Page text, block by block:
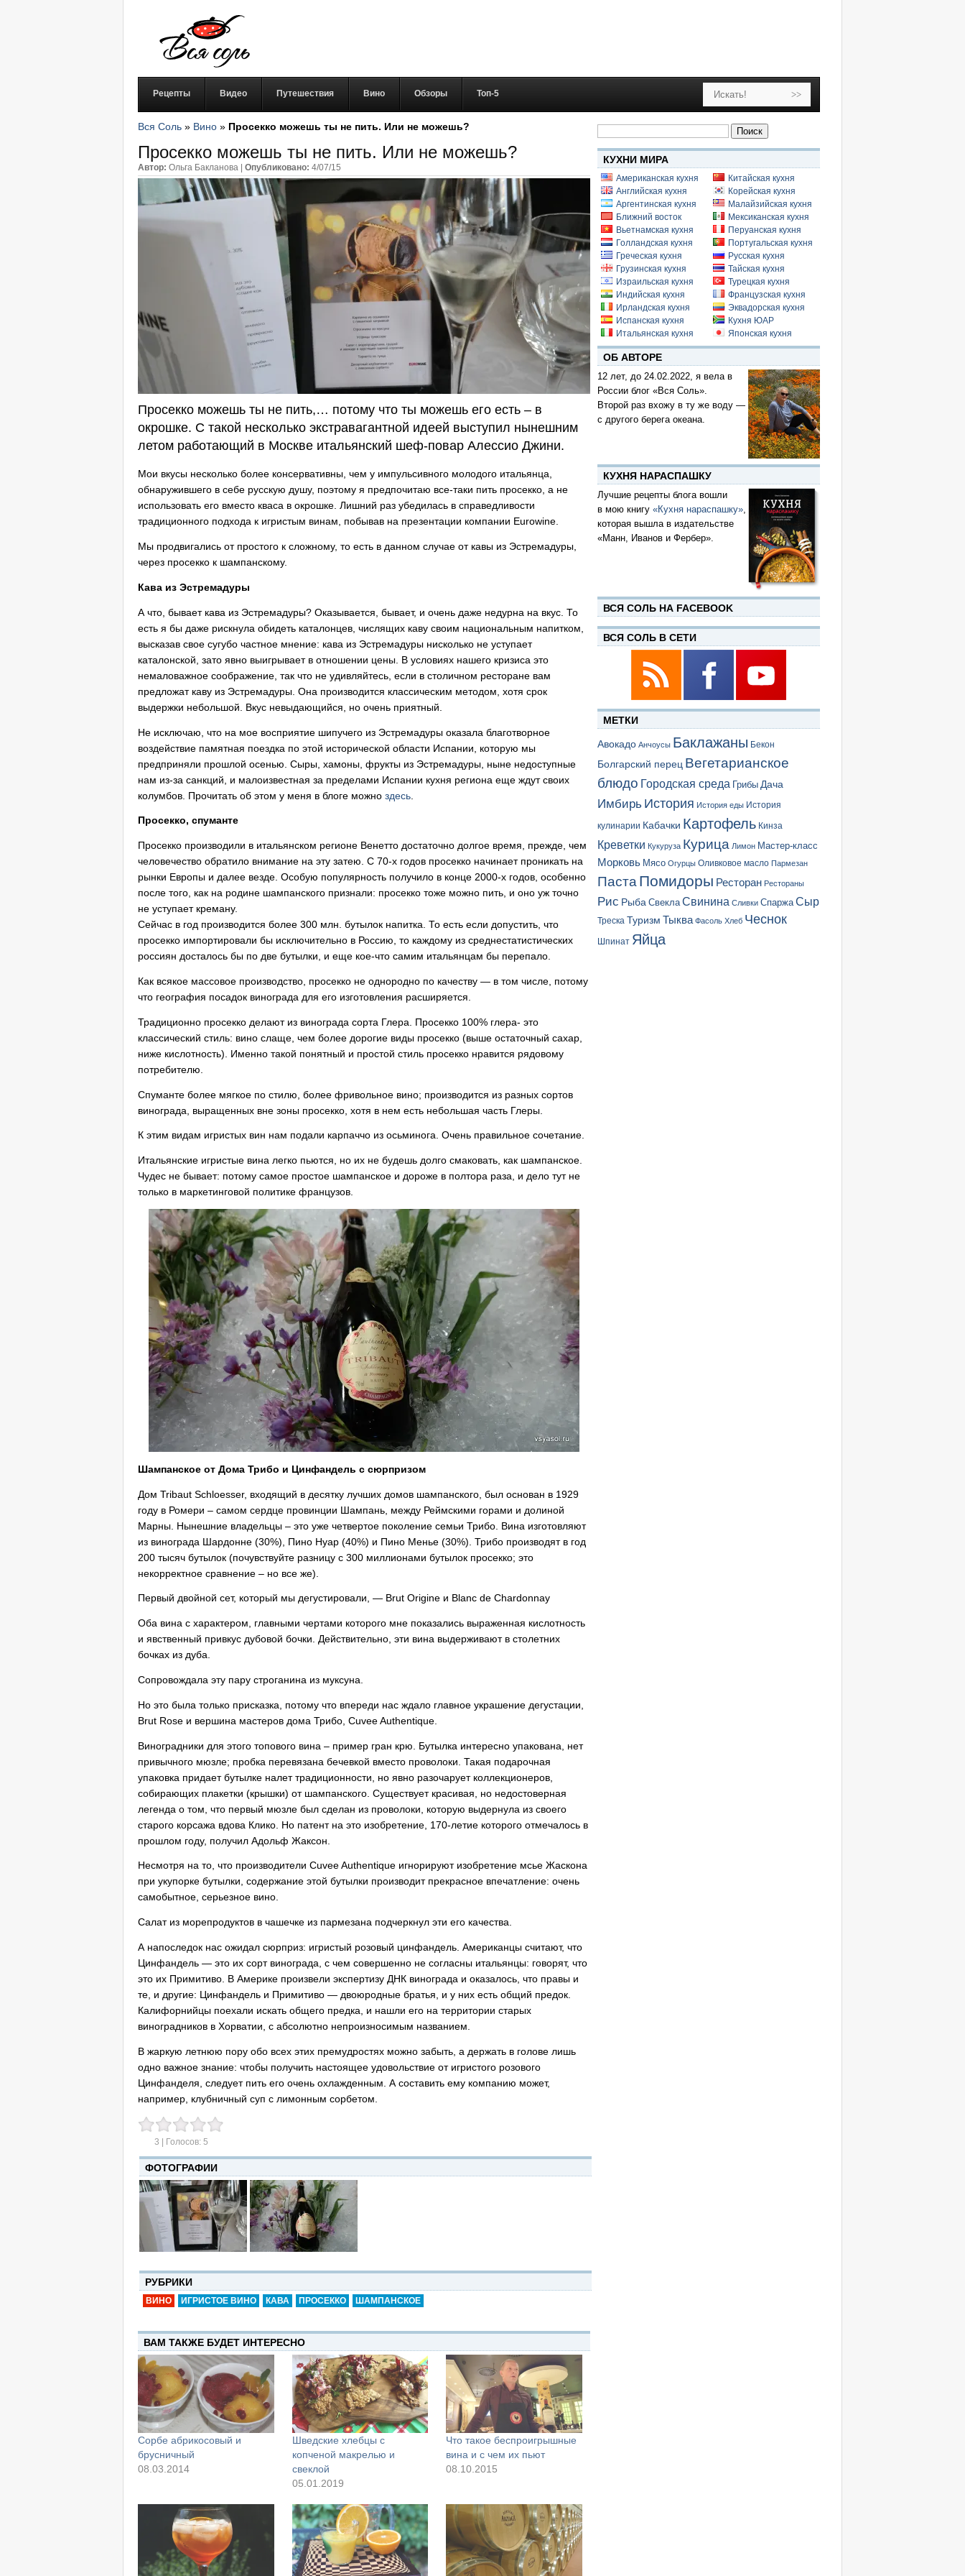
Рецепты Видео Путешествия Вино Обзоры Топ-5
Вся Соль » Вино » Просекко можешь ты не пить. Или не можешь?
Просекко можешь ты не пить. Или не можешь?
Автор: Ольга Бакланова | Опубликовано: 4/07/15
Просекко можешь ты не пить,… потому что ты можешь его есть – в
окрошке. С такой несколько экстравагантной идеей выступил нынешним
летом работающий в Москве итальянский шеф-повар Алессио Джини.
Мои вкусы несколько более консервативны, чем у импульсивного молодого итальянца,
обнаружившего в себе русскую душу, поэтому я предпочитаю все-таки пить просекко, а не
использовать его вместо кваса в окрошке. Лишний раз убедилась в справедливости
традиционного подхода к игристым винам, побывав на презентации компании Eurowine.
Мы продвигались от простого к сложному, то есть в данном случае от кавы из Эстремадуры,
через просекко к шампанскому.
Кава из Эстремадуры
А что, бывает кава из Эстремадуры? Оказывается, бывает, и очень даже недурна на вкус. То
есть я бы даже рискнула обидеть каталонцев, числящих каву своим национальным напитком,
высказав свое сугубо частное мнение: кава из Эстремадуры нисколько не уступает
каталонской, зато явно выигрывает в отношении цены. В условиях нашего кризиса это
немаловажное соображение, так что не удивляйтесь, если в столичном ресторане вам
предложат каву из Эстремадуры. Она производится классическим методом, хотя срок
выдержки небольшой. Вкус невыдающийся, но очень приятный.
Не исключаю, что на мое восприятие шипучего из Эстремадуры оказала благотворное
воздействие памятная поездка по этой исторической области Испании, которую мы
предприняли прошлой осенью. Сыры, хамоны, фрукты из Эстремадуры, ныне недоступные
нам из-за санкций, и малоизвестная за пределами Испании кухня региона еще ждут своих
колумбов. Прочитать об этом у меня в блоге можно здесь
Просекко, спуманте
Просекко производили в итальянском регионе Венетто достаточно долгое время, прежде, чем
человечество обратило внимание на эту затею. С 70-х годов просекко начинает проникать на
рынки Европы и далее везде. Особую популярность получило в конце 2000-х годов, особенно
после того, как на родине шампанского признали: просекко тоже можно пить, и оно уж точно
не уступает креману.
Сейчас в год производится более 300 млн. бутылок напитка. То есть если допустить, что
просекко импортировали бы исключительно в Россию, то каждому из среднестатистических
россиян досталось бы по две бутылки, и еще кое-что самим итальянцам бы перепало.
Как всякое массовое производство, просекко не однородно по качеству — в том числе, потому
что география посадок винограда для его изготовления расширяется.
Традиционно просекко делают из винограда сорта Глера. Просекко 100% глера- это
классический стиль: вино слаще, чем более дорогие виды просекко (выше остаточный сахар,
ниже кислотность). Именно такой понятный и простой стиль просекко нравится рядовому
потребителю.
Спуманте более мягкое по стилю, более фривольное вино; производится из разных сортов
винограда, выращенных вне зоны просекко, хотя в нем есть небольшая часть Глеры.
К этим видам игристых вин нам подали карпаччо из осьминога. Очень правильное сочетание.
Итальянские игристые вина легко пьются, но их не будешь долго смаковать, как шампанское.
Чудес не бывает: потому самое простое шампанское и дороже в полтора раза, и дело тут не
только в маркетинговой политике французов.
Шампанское от Дома Трибо и Цинфандель с сюрпризом
Дом Tribaut Schloesser, входящий в десятку лучших домов шампанского, был основан в 1929
году в Ромери – самом сердце провинции Шампань, между Реймскими горами и долиной
Марны. Нынешние владельцы – это уже четвертое поколение семьи Трибо. Вина изготовляют
из винограда Шардонне (30%), Пино Нуар (40%) и Пино Менье (30%). Трибо производят в год
200 тысяч бутылок (почувствуйте разницу с 300 миллионами бутылок просекко; это
некорректное сравнение – но все же).
Первый двойной сет, который мы дегустировали, — Brut Origine и Blanc de Chardonnay
Оба вина с характером, главными чертами которого мне показались выраженная кислотность
и явственный привкус дубовой бочки. Действительно, эти вина выдерживают в столетних
бочках из дуба.
Сопровождала эту пару строганина из муксуна.
Но это была только присказка, потому что впереди нас ждало главное украшение дегустации,
Brut Rose и вершина мастеров дома Трибо, Cuvee Authentique.
Виноградники для этого топового вина – пример гран крю. Бутылка интересно упакована, нет
привычного мюзле; пробка перевязана бечевкой вместо проволоки. Такая подарочная
упаковка придает бутылке налет традиционности, но явно разочарует коллекционеров,
собирающих плакетки (крышки) от шампанского. Существует красивая, но недостоверная
легенда о том, что первый мюзле был сделан из проволоки, которую выдернула из своего
старого корсажа вдова Клико. Но патент на это изобретение, 170-летие которого отмечалось в
прошлом году, получил Адольф Жаксон.
Несмотря на то, что производители Cuvee Authentique игнорируют изобретение мсье Жаскона
при укупорке бутылки, содержание этой бутылки производит прекрасное впечатление: очень
самобытное, серьезное вино.
Салат из морепродуктов в чашечке из пармезана подчеркнул эти его качества.
А напоследок нас ожидал сюрприз: игристый розовый цинфандель. Американцы считают, что
Цинфандель — это их сорт винограда, с чем совершенно не согласны итальянцы: говорят, что
это их Примитиво. В Америке произвели экспертизу ДНК винограда и оказалось, что правы и
те, и другие: Цинфандель и Примитиво — двоюродные братья, и у них есть общий предок.
Калифорнийцы поехали искать общего предка, и нашли его на территории старых
виноградников в Хорватии, с абсолютно непроизносимым названием.
В жаркую летнюю пору обо всех этих премудростях можно забыть, а держать в голове лишь
одно важное знание: чтобы получить настоящее удовольствие от игристого розового
Цинфанделя, следует пить его очень охлажденным. А составить ему компанию может,
например, клубничный суп с лимонным сорбетом.
3 | Голосов: 5
ФОТОГРАФИИ
РУБРИКИ
ВИНО ИГРИСТОЕ ВИНО КАВА ПРОСЕККО ШАМПАНСКОЕ
ВАМ ТАКЖЕ БУДЕТ ИНТЕРЕСНО
Сорбе абрикосовый и
брусничный
08.03.2014
Шведские хлебцы с
копченой макрелью и
свеклой
05.01.2019
Что такое беспроигрышные
вина и с чем их пьют
08.10.2015
Найти:
КУХНИ МИРА
Американская кухня
Английская кухня
Аргентинская кухня
Ближний восток
Вьетнамская кухня
Голландская кухня
Греческая кухня
Грузинская кухня
Израильская кухня
Индийская кухня
Ирландская кухня
Испанская кухня
Итальянская кухня
Китайская кухня
Корейская кухня
Малайзийская кухня
Мексиканская кухня
Перуанская кухня
Португальская кухня
Русская кухня
Тайская кухня
Турецкая кухня
Французская кухня
Эквадорская кухня
Кухня ЮАР
Японская кухня
ОБ АВТОРЕ
12 лет, до 24.02.2022, я вела в
России блог «Вся Соль».
Второй раз вхожу в ту же воду —
с другого берега океана.
КУХНЯ НАРАСПАШКУ
Лучшие рецепты блога вошли
в мою книгу «Кухня нараспашку»,
которая вышла в издательстве
«Манн, Иванов и Фербер».
ВСЯ СОЛЬ НА FACEBOOK
ВСЯ СОЛЬ В СЕТИ
МЕТКИ
Авокадо Анчоусы Баклажаны Бекон
Болгарский перец Вегетарианское
блюдо Городская среда Грибы Дача
Имбирь История История еды История
кулинарии Кабачки Картофель Кинза
Креветки Кукуруза Курица Лимон Мастер-класс
Морковь Мясо Огурцы Оливковое масло Пармезан
ПастаПомидоры Ресторан Рестораны
Рис Рыба Свекла Свинина Сливки Спаржа Сыр
Треска Туризм Тыква Фасоль Хлеб Чеснок
Шпинат Яйца